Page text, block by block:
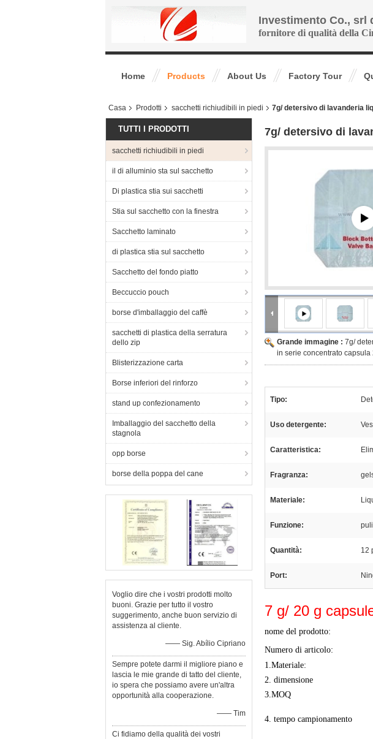
Investimento Co., srl
fornitore di qualità della
Home Products About Us Factory Tour
Casa Prodotti sacchetti richiudibili in piedi 7g/ detersivo di lavanderia
TUTTI I PRODOTTI
sacchetti richiudibili in piedi
il di alluminio sta sul sacchetto
Di plastica stia sui sacchetti
Stia sul sacchetto con la finestra
Sacchetto laminato
di plastica stia sul sacchetto
Sacchetto del fondo piatto
Beccuccio pouch
borse d'imballaggio del caffè
sacchetti di plastica della serratura
dello zip
Blisterizzazione carta
Borse inferiori del rinforzo
stand up confezionamento
Imballaggio del sacchetto della
stagnola
opp borse
borse della poppa del cane
Voglio dire che i vostri prodotti molto
buoni. Grazie per tutto il vostro
suggerimento, anche buon servizio di
assistenza al cliente.
—— Sig. Abílio Cipriano
Sempre potete darmi il migliore piano e
lascia le mie grande di tatto del cliente,
io spera che possiamo avere un'altra
opportunità alla cooperazione.
—— Tim
Ci fidiamo della qualità dei vostri
7g/ detersivo di
Grande immagine : 7g/
in serie concentrato capsula
Tipo:
Uso detergente:
Caratteristica:
Fragranza:
Materiale:
Funzione:
Quantità: 12
Port:
7 g/ 20 g
nome del prodotto:
Numero di articolo:
1.Materiale:
2. dimensione
3.MOQ
4. tempo campionamento